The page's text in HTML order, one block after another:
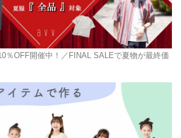
％OFF開催中！／FINAL SALEで夏物が最終価